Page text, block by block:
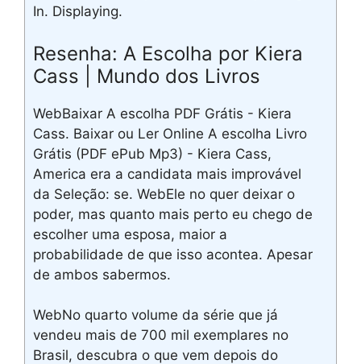
In. Displaying.
Resenha: A Escolha por Kiera
Cass | Mundo dos Livros
WebBaixar A escolha PDF Grátis - Kiera
Cass. Baixar ou Ler Online A escolha Livro
Grátis (PDF ePub Mp3) - Kiera Cass,
America era a candidata mais improvável
da Seleção: se. WebEle no quer deixar o
poder, mas quanto mais perto eu chego de
escolher uma esposa, maior a
probabilidade de que isso acontea. Apesar
de ambos sabermos.
WebNo quarto volume da série que já
vendeu mais de 700 mil exemplares no
Brasil, descubra o que vem depois do